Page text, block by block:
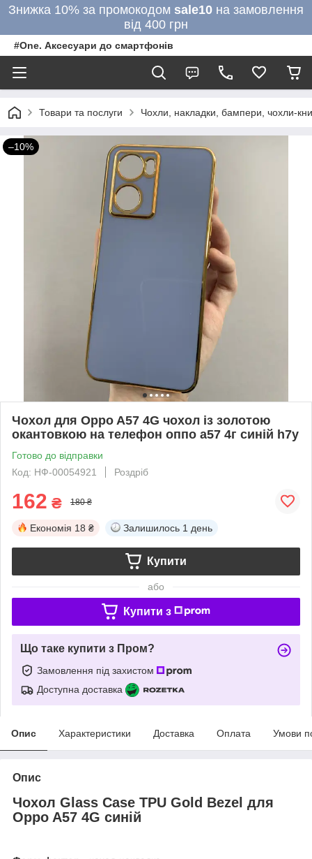
Знижка 10% за промокодом sale10 на замовлення
від 400 грн
#One. Аксесуари до смартфонів
Товари та послуги Чохли, накладки, бампери, чохли-
–10%
Чохол для Oppo A57 4G чохол із золотою
окантовкою на телефон оппо а57 4г синій h7y
Готово до відправки
Код: НФ-00054921
Роздріб
162 ₴ 180 ₴
Економія 18 ₴ Залишилось 1 день
Купити
або
Купити з
Що таке купити з Пром?
Замовлення під захистом
Доступна доставка
Опис Характеристики Доставка Оплата Умови
Опис
Чохол Glass Case TPU Gold Bezel для
Oppo A57 4G синій